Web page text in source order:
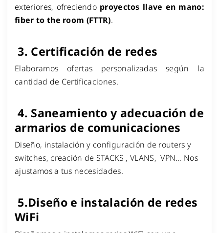
exteriores, ofreciendo proyectos llave en mano:
fiber to the room (FTTR).
3. Certificación de redes
Elaboramos ofertas personalizadas según la
cantidad de Certificaciones.
4. Saneamiento y adecuación de
armarios de comunicaciones
Diseño, instalación y configuración de routers y
switches, creación de STACKS , VLANS, VPN… Nos
ajustamos a tus necesidades.
5.Diseño e instalación de redes
WiFi